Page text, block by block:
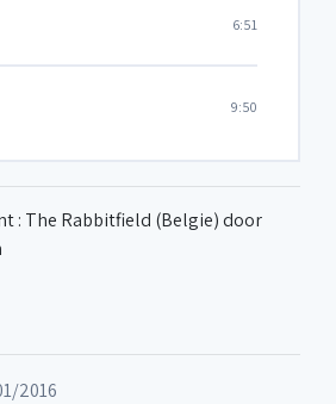
6:51
9:50
: The Rabbitfield (Belgie) door
2016